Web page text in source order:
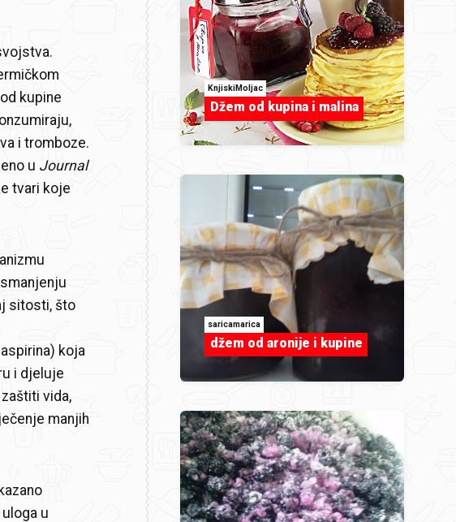
kupine
i tromboze.
u Journal
tvari koje
sitosti, što
koja
i djeluje
vida,
manjih
u
KnjiskiMoljac
Džem od kupina i malina
saricamarica
džem od aronije i kupine